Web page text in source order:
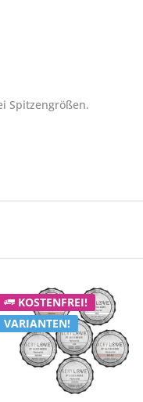
Spitzengrößen.
KOSTENFREI!
VARIANTEN!